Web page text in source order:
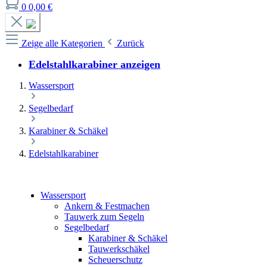
0 0,00 €
Zeige alle Kategorien Zurück
Edelstahlkarabiner anzeigen
Wassersport
Segelbedarf
Karabiner & Schäkel
Edelstahlkarabiner
Wassersport
Ankern & Festmachen
Tauwerk zum Segeln
Segelbedarf
Karabiner & Schäkel
Tauwerkschäkel
Scheuerschutz